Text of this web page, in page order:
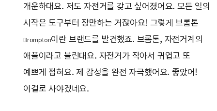
개운하대요. 저도 자전거를 갖고 싶어졌어요. 모든 일의
시작은 도구부터 장만하는 거잖아요! 그렇게 브롬톤
Brompton이란 브랜드를 발견했죠. 브롬톤, 자전거계의
애플이라고 불린대요. 자전거가 작아서 귀엽고 또
예쁘게 접혀요. 제 감성을 완전 자극했어요. 좋았어!
이걸로 사야겠네요.